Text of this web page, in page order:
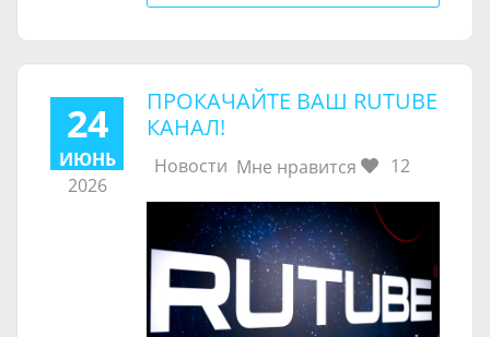
24
ИЮНЬ
2026
ПРОКАЧАЙТЕ ВАШ RUTUBE
КАНАЛ!
Новости Мне нравится 12